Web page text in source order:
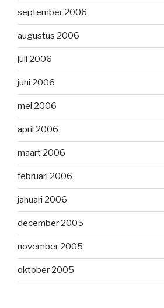
september 2006
augustus 2006
juli 2006
juni 2006
mei 2006
april 2006
maart 2006
februari 2006
januari 2006
december 2005
november 2005
oktober 2005